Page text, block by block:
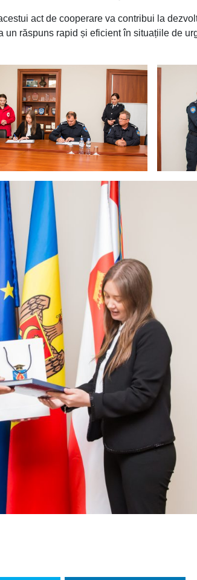
act de cooperare va contribui la
un răspuns rapid și eficient în situațiile de